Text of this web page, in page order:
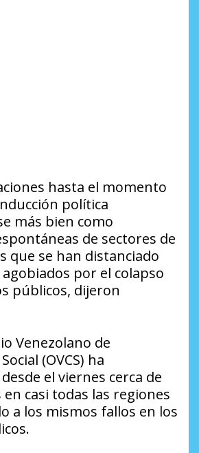
hasta el momento
política
más bien como
de sectores de
que se han distanciado
por el colapso
públicos, dijeron
Venezolano de
(OVCS) ha
el viernes cerca de
casi todas las regiones
a los mismos fallos en los